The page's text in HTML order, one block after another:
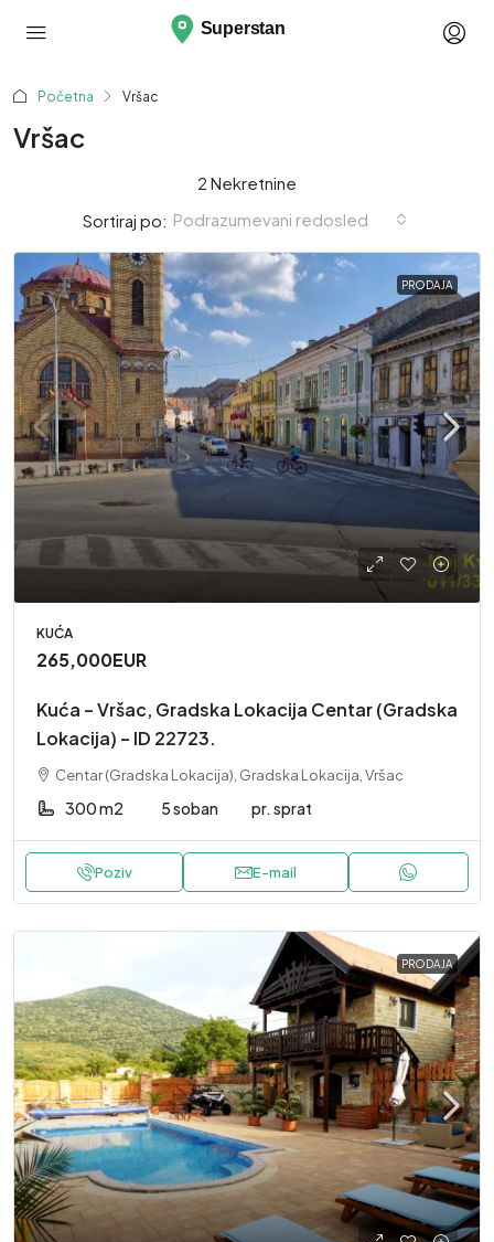
Početna Vršac
Vršac
2 Nekretnine
Sortiraj po: Podrazumevani redosled
PRODAJA
KUĆA
265,000EUR
Kuća – Vršac, Gradska Lokacija Centar (Gradska
Lokacija) – ID 22723.
Centar (Gradska Lokacija), Gradska Lokacija, Vršac
300 m2 5 soban pr. sprat
Poziv E-mail
PRODAJA